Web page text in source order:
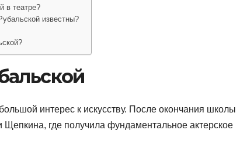
в театре?
известны?
интерес к искусству. После окончания школы
где получила фундаментальное актерское